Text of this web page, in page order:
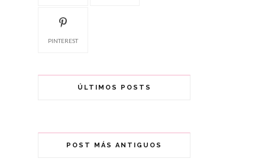
PINTEREST
ÚLTIMOS POSTS
POST MÁS ANTIGUOS